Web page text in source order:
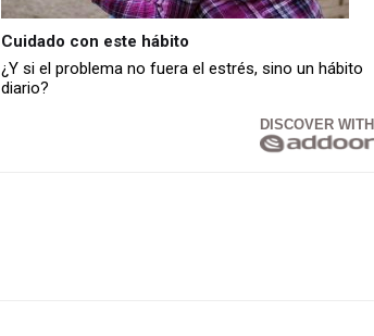
Cuidado con este hábito
¿Y si el problema no fuera el estrés, sino un hábito
diario?
DISCOVER WITH